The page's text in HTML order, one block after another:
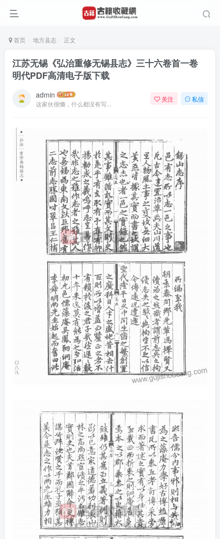
首页 地方县志 正文
江苏无锡《弘治重修无锡县志》三十六卷首一卷
明代PDF高清电子版下载
admin
这家伙很懒，什么都没有写...
关注 私信